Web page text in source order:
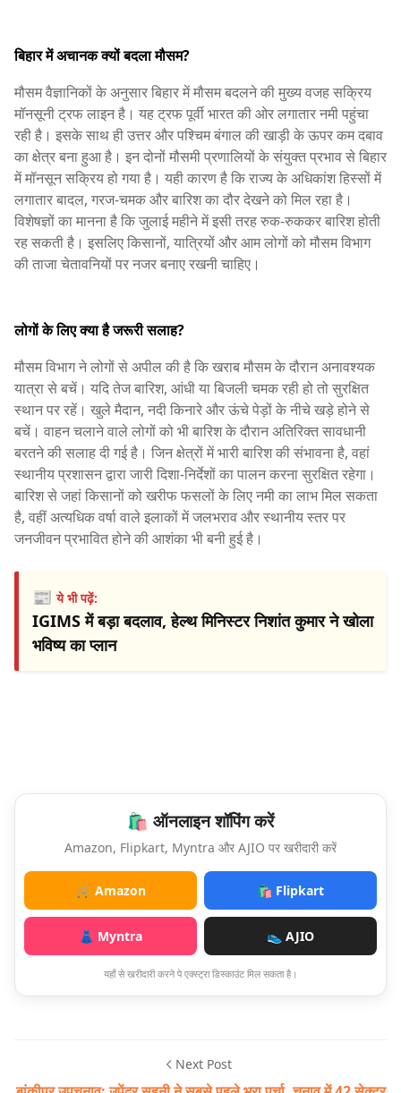
बिहार में अचानक क्यों बदला मौसम?
मौसम वैज्ञानिकों के अनुसार बिहार में मौसम बदलने की मुख्य वजह सक्रिय
मॉनसूनी ट्रफ लाइन है। यह ट्रफ पूर्वी भारत की ओर लगातार नमी पहुंचा
रही है। इसके साथ ही उत्तर और पश्चिम बंगाल की खाड़ी के ऊपर कम दबाव
का क्षेत्र बना हुआ है। इन दोनों मौसमी प्रणालियों के संयुक्त प्रभाव से बिहार
में मॉनसून सक्रिय हो गया है। यही कारण है कि राज्य के अधिकांश हिस्सों में
लगातार बादल, गरज-चमक और बारिश का दौर देखने को मिल रहा है।
विशेषज्ञों का मानना है कि जुलाई महीने में इसी तरह रुक-रुककर बारिश होती
रह सकती है। इसलिए किसानों, यात्रियों और आम लोगों को मौसम विभाग
की ताजा चेतावनियों पर नजर बनाए रखनी चाहिए।
लोगों के लिए क्या है जरूरी सलाह?
मौसम विभाग ने लोगों से अपील की है कि खराब मौसम के दौरान अनावश्यक
यात्रा से बचें। यदि तेज बारिश, आंधी या बिजली चमक रही हो तो सुरक्षित
स्थान पर रहें। खुले मैदान, नदी किनारे और ऊंचे पेड़ों के नीचे खड़े होने से
बचें। वाहन चलाने वाले लोगों को भी बारिश के दौरान अतिरिक्त सावधानी
बरतने की सलाह दी गई है। जिन क्षेत्रों में भारी बारिश की संभावना है, वहां
स्थानीय प्रशासन द्वारा जारी दिशा-निर्देशों का पालन करना सुरक्षित रहेगा।
बारिश से जहां किसानों को खरीफ फसलों के लिए नमी का लाभ मिल सकता
है, वहीं अत्यधिक वर्षा वाले इलाकों में जलभराव और स्थानीय स्तर पर
जनजीवन प्रभावित होने की आशंका भी बनी हुई है।
📰ये भी पढ़ें:
IGIMS में बड़ा बदलाव, हेल्थ मिनिस्टर निशांत कुमार ने खोला
भविष्य का प्लान
🛍️ ऑनलाइन शॉपिंग करें
Amazon, Flipkart, Myntra और AJIO पर खरीदारी करें
🛒 Amazon 🛍️ Flipkart
👗 Myntra 👟 AJIO
यहाँ से खरीदारी करने पे एक्स्ट्रा डिस्काउंट मिल सकता है।
Next Post